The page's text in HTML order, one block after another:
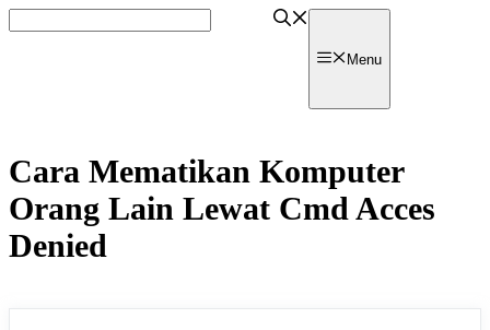
to
Menu
Cara Mematikan Komputer
Orang Lain Lewat Cmd Acces
Denied